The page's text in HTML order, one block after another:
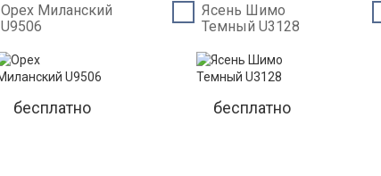
Орех Миланский
U9506
бесплатно
Ясень Шимо
Темный U3128
бесплатно